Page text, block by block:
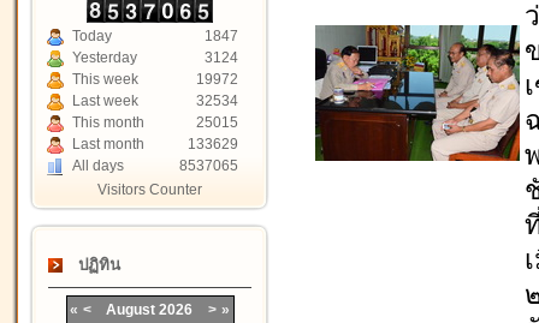
Today
1847
Yesterday
3124
This week
19972
Last week
32534
This month
25015
Last month
133629
All days
8537065
Visitors Counter
ปฏิทิน
« < August 2026 > »